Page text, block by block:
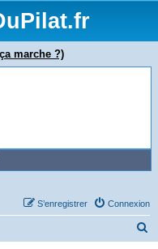
marche ?)
Connexion
S’enregistrer